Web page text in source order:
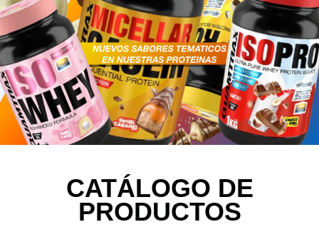
CATÁLOGO DE
PRODUCTOS